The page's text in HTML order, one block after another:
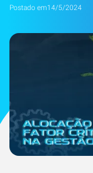
Postado em14/5/2024